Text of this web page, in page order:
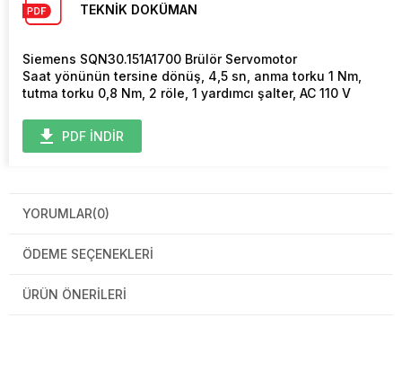
TEKNİK DOKÜMAN
Siemens SQN30.151A1700 Brülör Servomotor
Saat yönünün tersine dönüş, 4,5 sn, anma torku 1 Nm,
tutma torku 0,8 Nm, 2 röle, 1 yardımcı şalter, AC 110 V
PDF İNDİR
YORUMLAR(0)
ÖDEME SEÇENEKLERI
ÜRÜN ÖNERILERI